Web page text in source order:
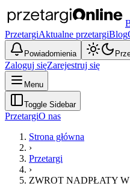
PrzetargiAktualne przetargiBlog
Powiadomienia
Zaloguj sięZarejestruj się
Menu
Toggle Sidebar
PrzetargiO nas
Strona główna
›
Przetargi
›
ZWROT NADPŁATY